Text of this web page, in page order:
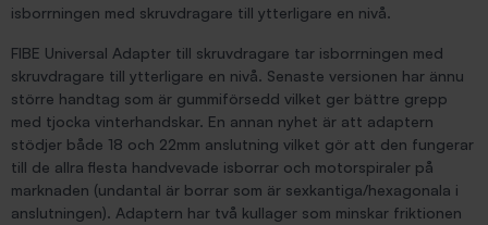
isborrningen med skruvdragare till ytterligare en nivå.
FIBE Universal Adapter till skruvdragare tar isborrningen med
skruvdragare till ytterligare en nivå. Senaste versionen har ännu
större handtag som är gummiförsedd vilket ger bättre grepp
med tjocka vinterhandskar. En annan nyhet är att adaptern
stödjer både 18 och 22mm anslutning vilket gör att den fungerar
till de allra flesta handvevade isborrar och motorspiraler på
marknaden (undantal är borrar som är sexkantiga/hexagonala i
anslutningen). Adaptern har två kullager som minskar friktionen